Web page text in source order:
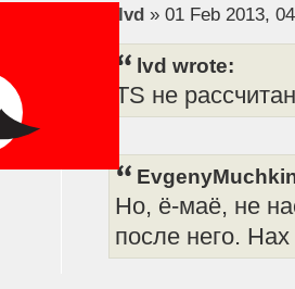
lvd» 01 Feb 2013,
lvd wrote:
TS не
Но, ё-маё, не
после него.